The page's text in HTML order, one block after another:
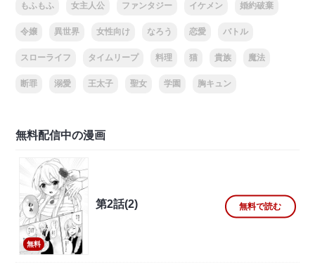
もふもふ 女主人公 ファンタジー イケメン 婚約破棄
令嬢 異世界 女性向け なろう 恋愛 バトル
スローライフ タイムリープ 料理 猫 貴族 魔法
断罪 溺愛 王太子 聖女 学園 胸キュン
無料配信中の漫画
無料
第2話(2) 無料で読む